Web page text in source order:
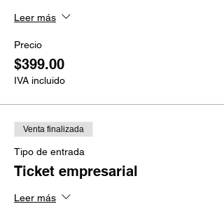
Leer más
Precio
$399.00
IVA incluido
Venta finalizada
Tipo de entrada
Ticket empresarial
Leer más